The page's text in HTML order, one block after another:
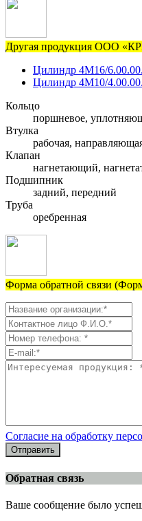
Другая продукция ООО
Цилиндр 4М16/
Цилиндр 4М10/
Кольцо
поршневое,
Втулка
рабочая,
Клапан
нагнетающий,
Подшипник
задний, передний
Труба
оребренная
Форма обратной связи
Согласие на обработку
Отправить
Обратная связь
Ваше сообщение было